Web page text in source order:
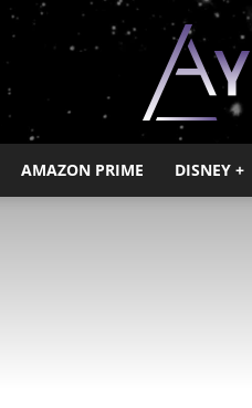
AMAZON PRIME DISNEY +